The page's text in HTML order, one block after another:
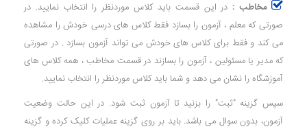
مخاطب : در این قسمت باید کلاس موردنظر را انتخاب نمایید. در
صورتی که معلم ، آزمون را بسازد فقط کلاس های درسی خودش را مشاهده
می کند و فقط برای کلاس های خودش می تواند آزمون بسازد . در صورتی
که مدیر یا مسئولین ، آزمون را بسازند در قسمت مخاطب ، همه کلاس های
آموزشگاه را نشان می دهد و شما باید کلاس موردنظر را انتخاب نمایید.
سپس گزینه "ثبت" را بزنید تا آزمون ثبت شود. در این حالت وضعیت
آزمون، بدون سوال می باشد. باید بر روی گزینه عملیات کلیک کرده و گزینه